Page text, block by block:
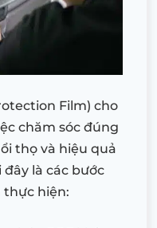
Film) cho
chăm sóc đúng
thọ và hiệu quả
là các bước
thực hiện: